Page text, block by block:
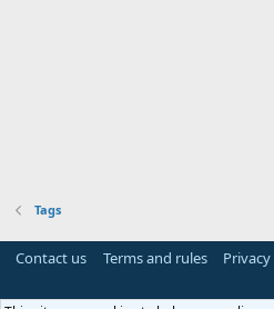
Tags
Contact us Terms and rules